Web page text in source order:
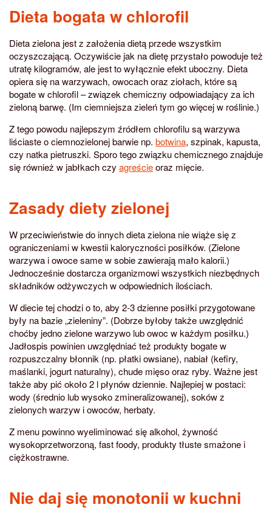
Dieta bogata w chlorofil
Dieta zielona jest z założenia dietą przede wszystkim
oczyszczającą. Oczywiście jak na dietę przystało powoduje też
utratę kilogramów, ale jest to wyłącznie efekt uboczny. Dieta
opiera się na warzywach, owocach oraz ziołach, które są
bogate w chlorofil – związek chemiczny odpowiadający za ich
zieloną barwę. (Im ciemniejsza zieleń tym go więcej w roślinie.)
Z tego powodu najlepszym źródłem chlorofilu są warzywa
liściaste o ciemnozielonej barwie np. botwina, szpinak, kapusta,
czy natka pietruszki. Sporo tego związku chemicznego znajduje
się również w jabłkach czy agreścieoraz mięcie.
Zasady diety zielonej
W przeciwieństwie do innych dieta zielona nie wiąże się z
ograniczeniami w kwestii kaloryczności posiłków. (Zielone
warzywa i owoce same w sobie zawierają mało kalorii.)
Jednocześnie dostarcza organizmowi wszystkich niezbędnych
składników odżywczych w odpowiednich ilościach.
W diecie tej chodzi o to, aby 2-3 dzienne posiłki przygotowane
były na bazie „zieleniny”. (Dobrze byłoby także uwzględnić
choćby jedno zielone warzywo lub owoc w każdym posiłku.)
Jadłospis powinien uwzględniać też produkty bogate w
rozpuszczalny błonnik (np. płatki owsiane), nabiał (kefiry,
maślanki, jogurt naturalny), chude mięso oraz ryby. Ważne jest
także aby pić około 2 l płynów dziennie. Najlepiej w postaci:
wody (średnio lub wysoko zmineralizowanej), soków z
zielonych warzyw i owoców, herbaty.
Z menu powinno wyeliminować się alkohol, żywność
wysokoprzetworzoną, fast foody, produkty tłuste smażone i
ciężkostrawne.
Nie daj się monotonii w kuchni